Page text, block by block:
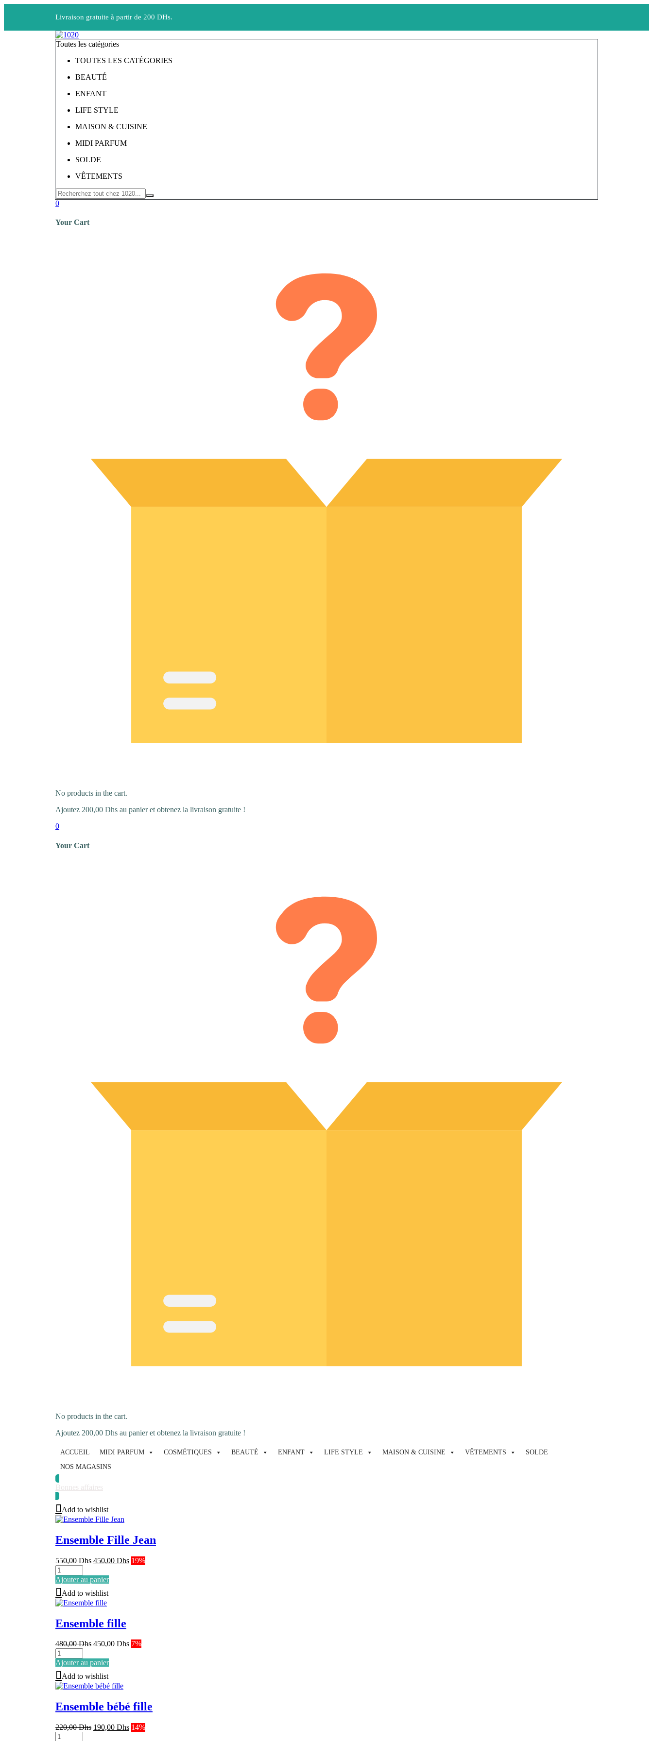
Livraison gratuite à partir de 200 DHs.
Toutes les catégories
TOUTES LES CATÉGORIES
BEAUTÉ
ENFANT
LIFE STYLE
MAISON & CUISINE
MIDI PARFUM
SOLDE
VÊTEMENTS
0
Your Cart
No products in the cart.
Ajoutez 200,00 Dhs au panier et obtenez la livraison gratuite !
0
Your Cart
No products in the cart.
Ajoutez 200,00 Dhs au panier et obtenez la livraison gratuite !
ACCUEIL MIDI PARFUM COSMÉTIQUES BEAUTÉ ENFANT LIFE STYLE MAISON & CUISINE VÊTEMENTS
SOLDE
NOS MAGASINS
Bonnes affaires
Add to wishlist
Ensemble Fille Jean
550,00Dhs Le
initial
était :
550,00 Dhs.
450,00 DhsLe
19%
Ajouter au panier
Add to wishlist
Ensemble fille
480,00Dhs Le
initial
était :
480,00 Dhs.
450,00 DhsLe
7%
Ajouter au panier
Add to wishlist
Ensemble bébé fille
220,00Dhs Le
190,00 DhsLe
14%